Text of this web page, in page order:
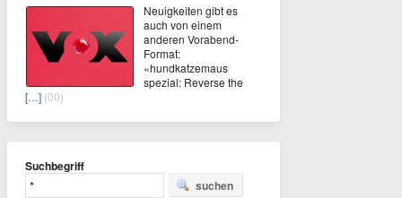
Neuigkeiten gibt es
auch von einem
anderen Vorabend-
Format:
«hundkatzemaus
spezial: Reverse the
[…] (00)
Suchbegriff
suchen